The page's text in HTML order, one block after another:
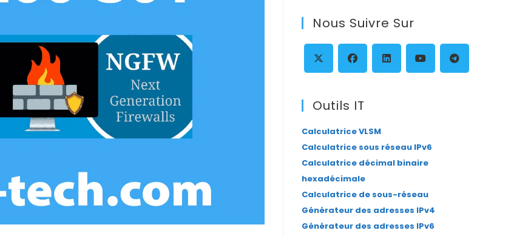
Nous Suivre Sur
dans
un
nouvel
onglet
dans
nouvel
onglet
nouvel
onglet onglet
Outils IT
Calculatrice VLSM
Calculatrice sous réseau IPv6
Calculatrice décimal binaire
hexadécimale
Calculatrice de sous-réseau
Générateur des adresses IPv4
Générateur des adresses IPv6